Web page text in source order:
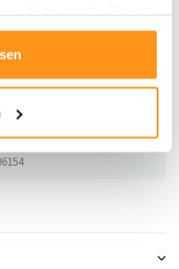
Sie den Teppich einfach in die